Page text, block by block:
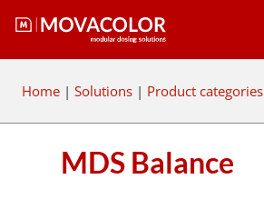
Home | Solutions | Product categories
MDS Balance